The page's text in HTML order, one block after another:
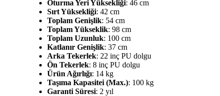
Oturma Yeri Yüksekliği: 46 cm
Sırt Yüksekliği: 42 cm
Toplam Genişlik: 54 cm
Toplam Yükseklik: 98 cm
Toplam Uzunluk: 100 cm
Katlanır Genişlik: 37 cm
Arka Tekerlek: 22 inç PU dolgu
Ön Tekerlek: 8 inç PU dolgu
Ürün Ağırlığı: 14 kg
Taşıma Kapasitei (Max.): 100 kg
Garanti Süresi: 2 yıl